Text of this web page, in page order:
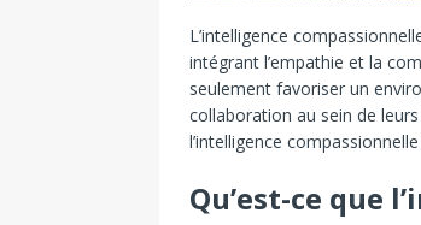
L’intelligence
intégrant l’empathie et la
seulement favoriser un
collaboration au sein de leurs
l’intelligence
Qu’est-ce que